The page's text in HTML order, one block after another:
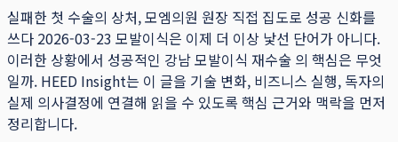
실패한 첫 수술의 상처, 모엠의원 원장 직접 집도로 성공 신화를
쓰다 2026-03-23 모발이식은 이제 더 이상 낯선 단어가 아니다.
이러한 상황에서 성공적인 강남 모발이식 재수술 의 핵심은 무엇
일까. HEED Insight는 이 글을 기술 변화, 비즈니스 실행, 독자의
실제 의사결정에 연결해 읽을 수 있도록 핵심 근거와 맥락을 먼저
정리합니다.